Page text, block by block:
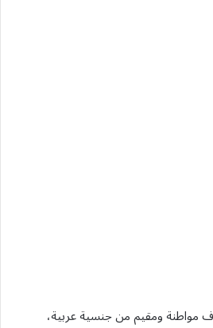
مواطنة ومقيم من جنسية عربية،